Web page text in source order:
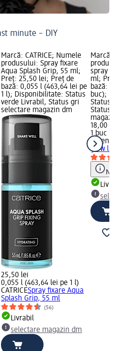
minute – DIY
Marcă: CATRICE; Numele
produsului: Spray fixare
Aqua Splash Grip, 55 ml;
Preț: 25,50 lei; Preț de
bază: 0,055 l (463,64 lei pe
1 l); Disponibilitate: Status
verde Livrabil, Status gri
selectare magazin dm
25,50 lei
0,055 l (463,64 lei pe 1 l)
CATRICESpray fixare Aqua
Splash Grip, 55 ml
(56)
Livrabil
selectare magazin dm
Marcă:
spray
ml;
bază: 1
buc);
Status
Status
18,00 lei
1 buc
essence
glow like
Notă